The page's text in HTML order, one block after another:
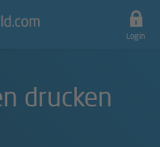
Login
drucken